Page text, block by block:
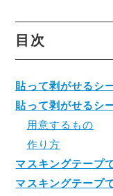
目次
貼って剥がせるシ
貼って剥がせるシ
用意するもの
作り方
マスキングテープ
マスキングテープ